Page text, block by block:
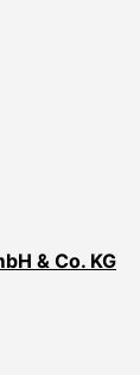
& Co. KG